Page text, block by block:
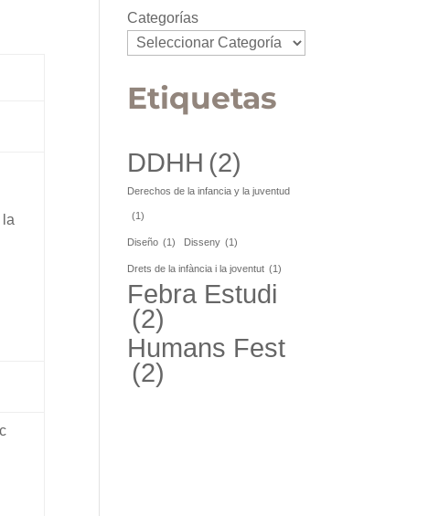
Categorías
Etiquetas
DDHH (2)
Derechos de la infancia y la juventud
(1)
Diseño (1) Disseny (1)
Drets de la infància i la joventut (1)
Febra Estudi
(2)
Humans Fest
(2)